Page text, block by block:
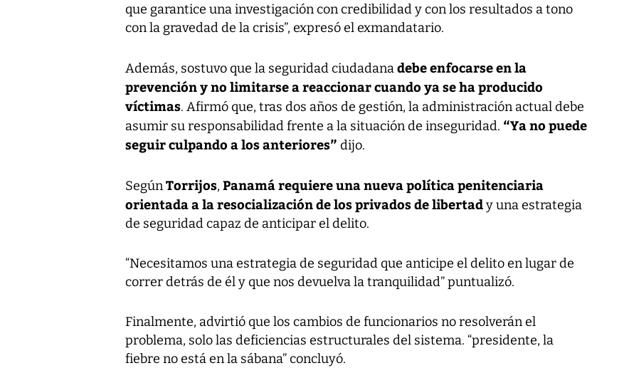
que garantice una investigación con credibilidad y con los resultados a tono
con la gravedad de la crisis”, expresó el exmandatario.
Además, sostuvo que la seguridad ciudadanadebe enfocarse en la
prevención y no limitarse a reaccionar cuando ya se ha producido
víctimas. Afirmó que, tras dos años de gestión, la administración actual debe
asumir su responsabilidad frente a la situación de inseguridad. “Ya no puede
seguir culpando a los anteriores” dijo.
SegúnTorrijos, Panamá requiere una nueva política penitenciaria
orientada a la resocialización de los privados de libertady una estrategia
de seguridad capaz de anticipar el delito.
“Necesitamos una estrategia de seguridad que anticipe el delito en lugar de
correr detrás de él y que nos devuelva la tranquilidad” puntualizó.
Finalmente, advirtió que los cambios de funcionarios no resolverán el
problema, solo las deficiencias estructurales del sistema. “presidente, la
fiebre no está en la sábana” concluyó.